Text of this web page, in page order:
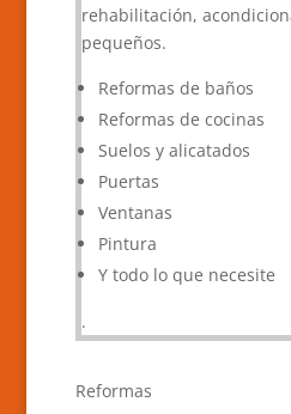
rehabilitación,
pequeños.
Reformas de baños
Reformas de cocinas
Suelos y alicatados
Puertas
Ventanas
Pintura
Y todo lo que necesite
.
Reformas